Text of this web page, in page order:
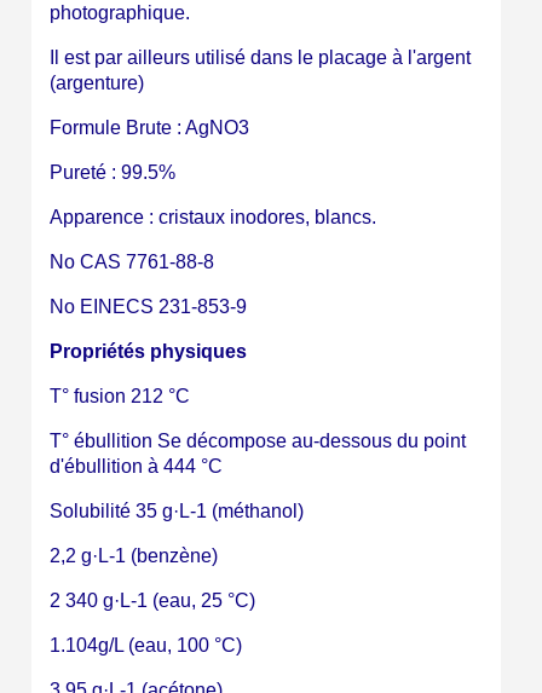
Paiement en 4x sans frais dès 30€ d'achats
Votre devis en ligne en moins d'1 minute
Partagez vos créations et obtenez des bons d'achat
Livraison sous 24 h en France Métropolitaine
Livraison offerte en France métropolitaine pour 250€ d'achats
Paiement en 4x sans frais dès 30€ d'achats
Votre devis en ligne en moins d'1 minute
Partagez vos créations et obtenez des bons d'achat
Gagnez des points de fidélité à chaque commande
photographique.
Il est par ailleurs utilisé dans le placage à l'argent
(argenture)
Formule Brute : AgNO3
Pureté : 99.5%
Apparence : cristaux inodores, blancs.
No CAS 7761-88-8
No EINECS 231-853-9
Propriétés physiques
T° fusion 212 °C
T° ébullition Se décompose au-dessous du point
d'ébullition à 444 °C
Solubilité 35 g·L-1 (méthanol)
2,2 g·L-1 (benzène)
2 340 g·L-1 (eau, 25 °C)
1.104g/L (eau, 100 °C)